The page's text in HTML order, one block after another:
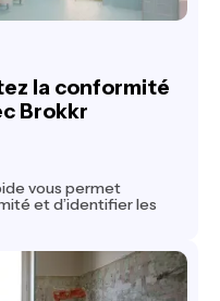
la conformité
Brokkr
vous permet
et d’identifier les